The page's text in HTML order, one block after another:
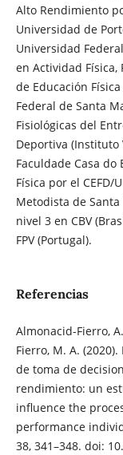
Alto Rendimiento
Universidad de
Universidad
en Actividad
de Educación
Federal de Santa
Fisiológicas del
Deportiva (Instituto
Faculdade Casa
Física por el CEFD/
Metodista de
nivel 3 en CBV
FPV (Portugal).
Referencias
Almonacid-Fierro,
Fierro, M. A.
de toma de
rendimiento: un
influence the
performance
38, 341–348. doi: